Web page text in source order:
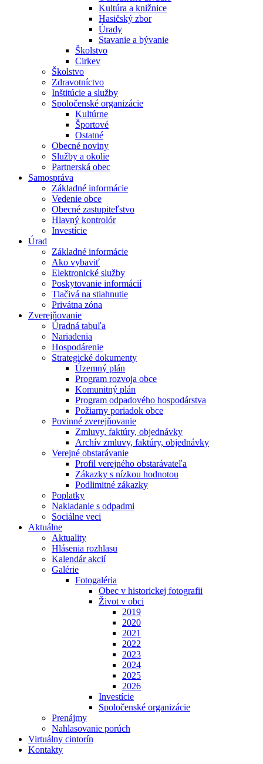
Kultúra a knižnice
Hasičský zbor
Úrady
Stavanie a bývanie
Školstvo
Cirkev
Školstvo
Zdravotníctvo
Inštitúcie a služby
Spoločenské organizácie
Kultúrne
Športové
Ostatné
Obecné noviny
Služby a okolie
Partnerská obec
Samospráva
Základné informácie
Vedenie obce
Obecné zastupiteľstvo
Hlavný kontrolór
Investície
Úrad
Základné informácie
Ako vybaviť
Elektronické služby
Poskytovanie informácií
Tlačivá na stiahnutie
Privátna zóna
Zverejňovanie
Úradná tabuľa
Nariadenia
Hospodárenie
Strategické dokumenty
Územný plán
Program rozvoja obce
Komunitný plán
Program odpadového hospodárstva
Požiarny poriadok obce
Povinné zverejňovanie
Zmluvy, faktúry, objednávky
Archív zmluvy, faktúry, objednávky
Verejné obstarávanie
Profil verejného obstarávateľa
Zákazky s nízkou hodnotou
Podlimitné zákazky
Poplatky
Nakladanie s odpadmi
Sociálne veci
Aktuálne
Aktuality
Hlásenia rozhlasu
Kalendár akcií
Galérie
Fotogaléria
Obec v historickej fotografii
Život v obci
2019
2020
2021
2022
2023
2024
2025
2026
Investície
Spoločenské organizácie
Prenájmy
Nahlasovanie porúch
Virtuálny cintorín
Kontakty